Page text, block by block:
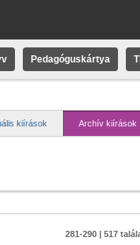
Pedagóguskártya
kiírások Archív kiírások
281-290 | 517